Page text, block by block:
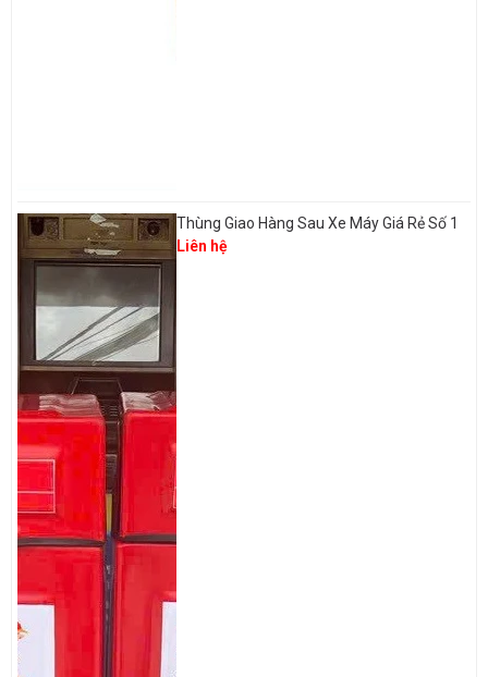
Thùng Giao Hàng Sau Xe Máy Giá Rẻ Số 1
Liên hệ